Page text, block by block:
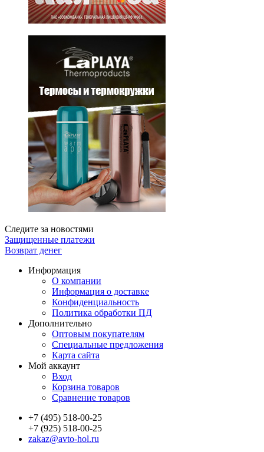
Следите за новостями
Защищенные платежи
Возврат денег
Информация
О компании
Информация о доставке
Конфиденциальность
Политика обработки ПД
Дополнительно
Оптовым покупателям
Специальные предложения
Карта сайта
Мой аккаунт
Вход
Корзина товаров
Сравнение товаров
+7 (495) 518-00-25
+7 (925) 518-00-25
zakaz@avto-hol.ru